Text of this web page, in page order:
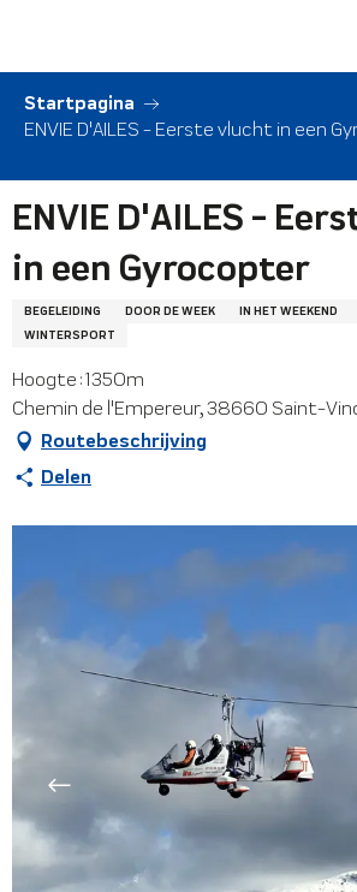
contenu
principal
Startpagina
ENVIE D'AILES - Eerste vlucht in een
ENVIE D'AILES -
in een Gyrocopter
BEGELEIDING DOOR DE WEEK IN HET WEEKEND
WINTERSPORT
Hoogte : 1350m
Chemin de l'Empereur, 38660 Saint-
Routebeschrijving
Delen